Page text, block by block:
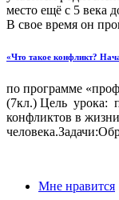
место ещё с 5 века
В свое время он
«Что такое конфликт?
по программе
(7кл.) Цель урока:
конфликтов в жизни
Мне нравится